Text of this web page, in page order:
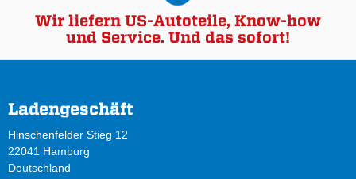
Wir liefern US-Autoteile, Know-how
und Service. Und das sofort!
Ladengeschäft
Hinschenfelder Stieg 12
22041 Hamburg
Deutschland